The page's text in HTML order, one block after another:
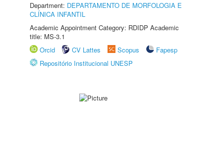
Department: DEPARTAMENTO DE MORFOLOGIA E
CLÍNICA INFANTIL
Academic Appointment Category: RDIDP Academic
title: MS-3.1
Orcid
CV Lattes Scopus
Fapesp
Repositório Institucional UNESP